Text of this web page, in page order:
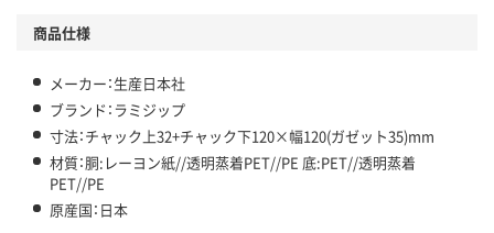
商品仕様
メーカー：生産日本社
ブランド：ラミジップ
寸法：チャック上32+チャック下120×幅120(ガゼット35)mm
材質：胴:レーヨン紙//透明蒸着PET//PE 底:PET//透明蒸着
PET//PE
原産国：日本